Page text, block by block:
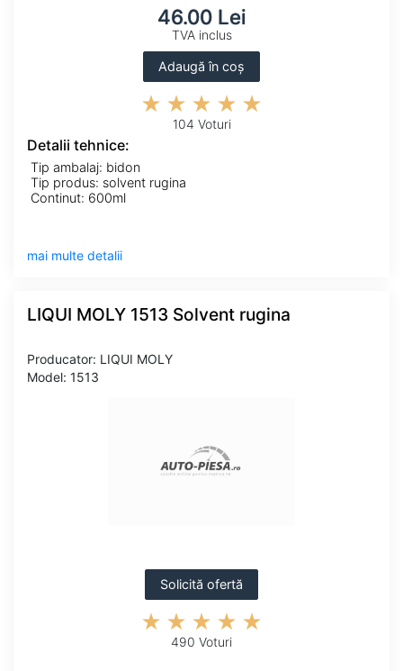
46.00 Lei
TVA inclus
Adaugă în coș
104 Voturi
Detalii tehnice:
Tip ambalaj: bidon
Tip produs: solvent rugina
Continut: 600ml
mai multe detalii
LIQUI MOLY 1513 Solvent rugina
Producator: LIQUI MOLY
Model: 1513
Solicită ofertă
490 Voturi